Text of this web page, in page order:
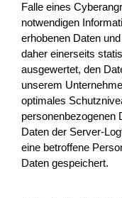
Falle eines
notwendigen
erhobenen Daten
daher einerseits
ausgewertet, den
unserem
optimales
personenbezogenen
Daten der Server-
eine betroffene
Daten gespeichert.